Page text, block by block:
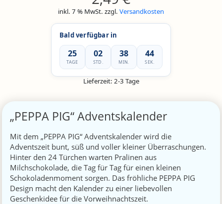
inkl. 7 % MwSt. zzgl. Versandkosten
Bald verfügbar in
25
TAGE
02
STD.
38
MIN.
43
SEK.
Lieferzeit: 2-3 Tage
„PEPPA PIG“ Adventskalender
Mit dem „PEPPA PIG“ Adventskalender wird die
Adventszeit bunt, süß und voller kleiner Überraschungen.
Hinter den 24 Türchen warten Pralinen aus
Milchschokolade, die Tag für Tag für einen kleinen
Schokoladenmoment sorgen. Das fröhliche PEPPA PIG
Design macht den Kalender zu einer liebevollen
Geschenkidee für die Vorweihnachtszeit.